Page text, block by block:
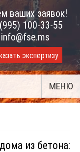
ваших заявок!
100-33-55
info@fse.ms
экспертизу
МЕНЮ
из бетона: